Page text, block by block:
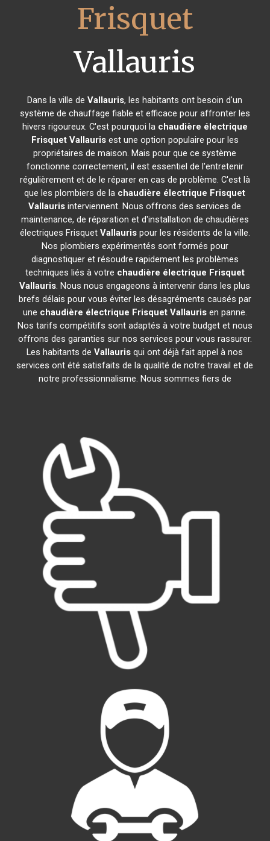
Frisquet
Vallauris
Dans la ville deVallauris, les habitants ont besoin d'un
système de chauffage fiable et efficace pour affronter les
hivers rigoureux. C'est pourquoi la chaudière électrique
Frisquet Vallaurisest une option populaire pour les
propriétaires de maison. Mais pour que ce système
fonctionne correctement, il est essentiel de l'entretenir
régulièrement et de le réparer en cas de problème. C'est là
que les plombiers de la chaudière électrique Frisquet
Vallauris interviennent. Nous offrons des services de
maintenance, de réparation et d'installation de chaudières
électriques Frisquet Vallaurispour les résidents de la ville.
Nos plombiers expérimentés sont formés pour
diagnostiquer et résoudre rapidement les problèmes
techniques liés à votre chaudière électrique Frisquet
Vallauris. Nous nous engageons à intervenir dans les plus
brefs délais pour vous éviter les désagréments causés par
une chaudière électrique Frisquet Vallaurisen panne.
Nos tarifs compétitifs sont adaptés à votre budget et nous
offrons des garanties sur nos services pour vous rassurer.
Les habitants deVallauris qui ont déjà fait appel à nos
services ont été satisfaits de la qualité de notre travail et de
notre professionnalisme. Nous sommes fiers de